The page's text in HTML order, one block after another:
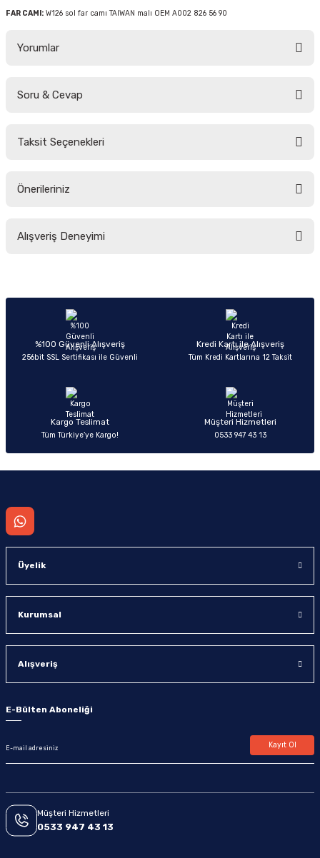
FAR CAMI: W126 sol far camı TAIWAN malı OEM A002 826 56 90
Yorumlar
Soru & Cevap
Taksit Seçenekleri
Önerileriniz
yetersiz gördüğünüz noktaları öneri formunu kullanarak tarafımıza
Ürün açıklamasında eksik bilgiler bulunuyor.
Ürün bilgilerinde hatalar bulunuyor.
Ürün fiyatı diğer sitelerden daha pahalı.
Alışveriş Deneyimi
Sitemize ilk yorumu siz yapın!
%100 Güvenli Alışveriş
256bit SSL Sertifikası ile Güvenli
Kredi Kartı ile Alışveriş
Tüm Kredi Kartlarına 12 Taksit
Kargo Teslimat
Tüm Türkiye’ye Kargo!
Müşteri Hizmetleri
0533 947 43 13
Üyelik
Kurumsal
Alışveriş
E-Bülten Aboneliği
Kayıt Ol
Müşteri Hizmetleri
0533 947 43 13